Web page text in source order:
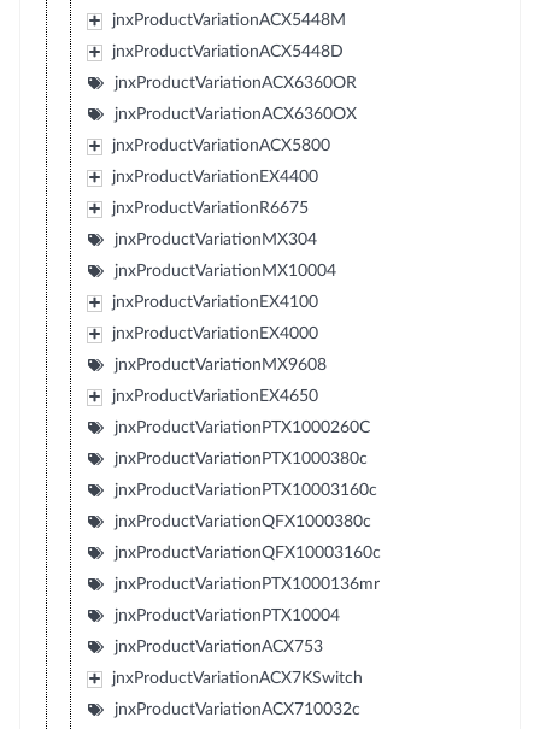
jnxProductVariationACX5448M
jnxProductVariationACX5448D
jnxProductVariationACX6360OR
jnxProductVariationACX6360OX
jnxProductVariationACX5800
jnxProductVariationEX4400
jnxProductVariationR6675
jnxProductVariationMX304
jnxProductVariationMX10004
jnxProductVariationEX4100
jnxProductVariationEX4000
jnxProductVariationMX9608
jnxProductVariationEX4650
jnxProductVariationPTX1000260C
jnxProductVariationPTX1000380c
jnxProductVariationPTX10003160c
jnxProductVariationQFX1000380c
jnxProductVariationQFX10003160c
jnxProductVariationPTX1000136mr
jnxProductVariationPTX10004
jnxProductVariationACX753
jnxProductVariationACX7KSwitch
jnxProductVariationACX710032c